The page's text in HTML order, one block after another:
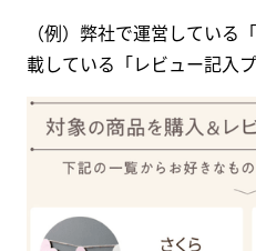
（例）弊社で運営している
載している「レビュー記入